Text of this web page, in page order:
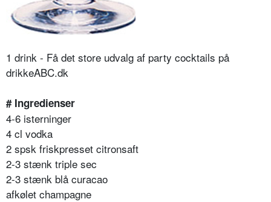
1 drink - Få det store udvalg af party cocktails på
drikkeABC.dk
# Ingredienser
4-6 isterninger
4 cl vodka
2 spsk friskpresset citronsaft
2-3 stænk triple sec
2-3 stænk blå curacao
afkølet champagne